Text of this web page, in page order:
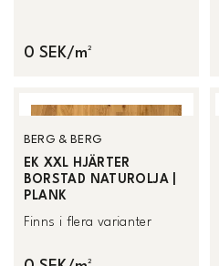
0 SEK/m²
BERG & BERG
EK XXL HJÄRTER
BORSTAD NATUROLJA |
PLANK
Finns i flera varianter